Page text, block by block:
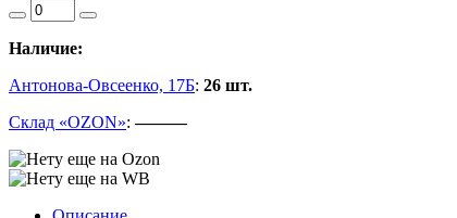
Наличие:
Антонова-Овсеенко, 17Б: 26 шт.
Склад «OZON»:———